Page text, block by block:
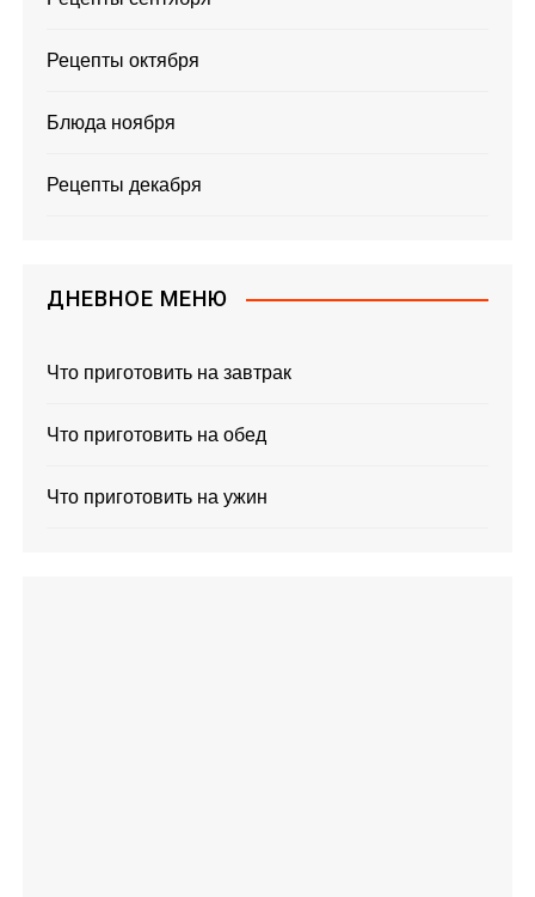
Рецепты октября
Блюда ноября
Рецепты декабря
ДНЕВНОЕ МЕНЮ
Что приготовить на завтрак
Что приготовить на обед
Что приготовить на ужин